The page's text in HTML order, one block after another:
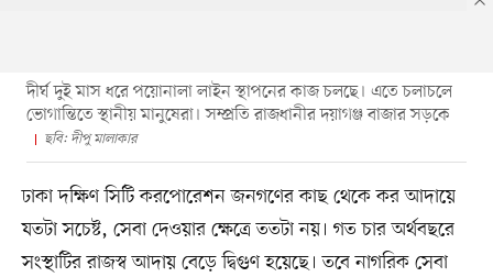
দীর্ঘ দুই মাস ধরে পয়োনালা লাইন স্থাপনের কাজ চলছে। এতে চলাচলে
ভোগান্তিতে স্থানীয় মানুষেরা। সম্প্রতি রাজধানীর দয়াগঞ্জ বাজার সড়কে
ছবি: দীপু মালাকার
ঢাকা দক্ষিণ সিটি করপোরেশন জনগণের কাছ থেকে কর আদায়ে
যতটা সচেষ্ট, সেবা দেওয়ার ক্ষেত্রে ততটা নয়। গত চার অর্থবছরে
সংস্থাটির রাজস্ব আদায় বেড়ে দ্বিগুণ হয়েছে। তবে নাগরিক সেবা